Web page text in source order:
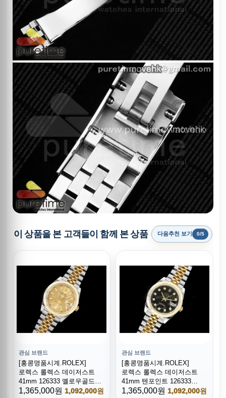
이 상품을 본 고객들이 함께 본 상품 다음추천 보기 0/5
관심 브랜드
[홍콩명품시계.ROLEX]
로렉스 롤렉스 데이저스트
41mm 126333 옐로우골드
콤비 904L 스틸 옐로우골드
1,365,000원 1,092,000원
관심 브랜드
[홍콩명품시계.ROLEX]
로렉스 롤렉스 데이저스트
41mm 텐포인트 126333
옐로우골드 콤비 904L 스틸
1,365,000원 1,092,000원